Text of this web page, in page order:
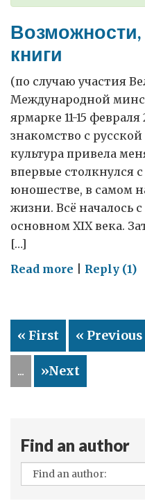
книги
(по случаю участия
Международной
ярмарке 11-15 февраля
знакомство с
культура привела
впервые столкнулся
юношестве, в самом
жизни. Всё началось
основном XIX века.
[…]
Read more on
дают
книги
Reply (1)
« First « Previous
... »Next
Find an author